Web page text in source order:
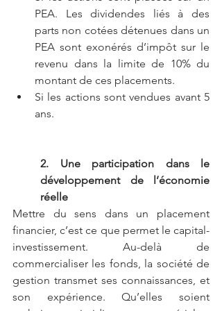
PEA. Les dividendes liés à des
parts non cotées détenues dans un
PEA sont exonérés d’impôt sur le
revenu dans la limite de 10% du
montant de ces placements.
Si les actions sont vendues avant 5
ans.
2. Une participation dans le
développement de l’économie
réelle
Mettre du sens dans un placement
financier, c’est ce que permet le capital-
investissement. Au-delà de
commercialiser les fonds, la société de
gestion transmet ses connaissances, et
son expérience. Qu’elles soient